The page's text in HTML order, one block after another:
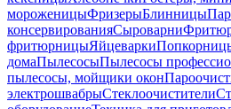
мороженицыФризерыБлинницы
консервированияСыроварни
фритюрницыЯйцеварки
домаПылесосыПылесосы
пылесосы, мойщики окон
электрошвабрыСтеклоочистители